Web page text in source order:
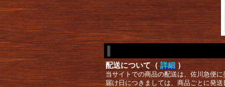
配送について（ 詳細 ）
当サイトでの商品の配送は、佐川急便
届け日につきましては、商品ごとに発